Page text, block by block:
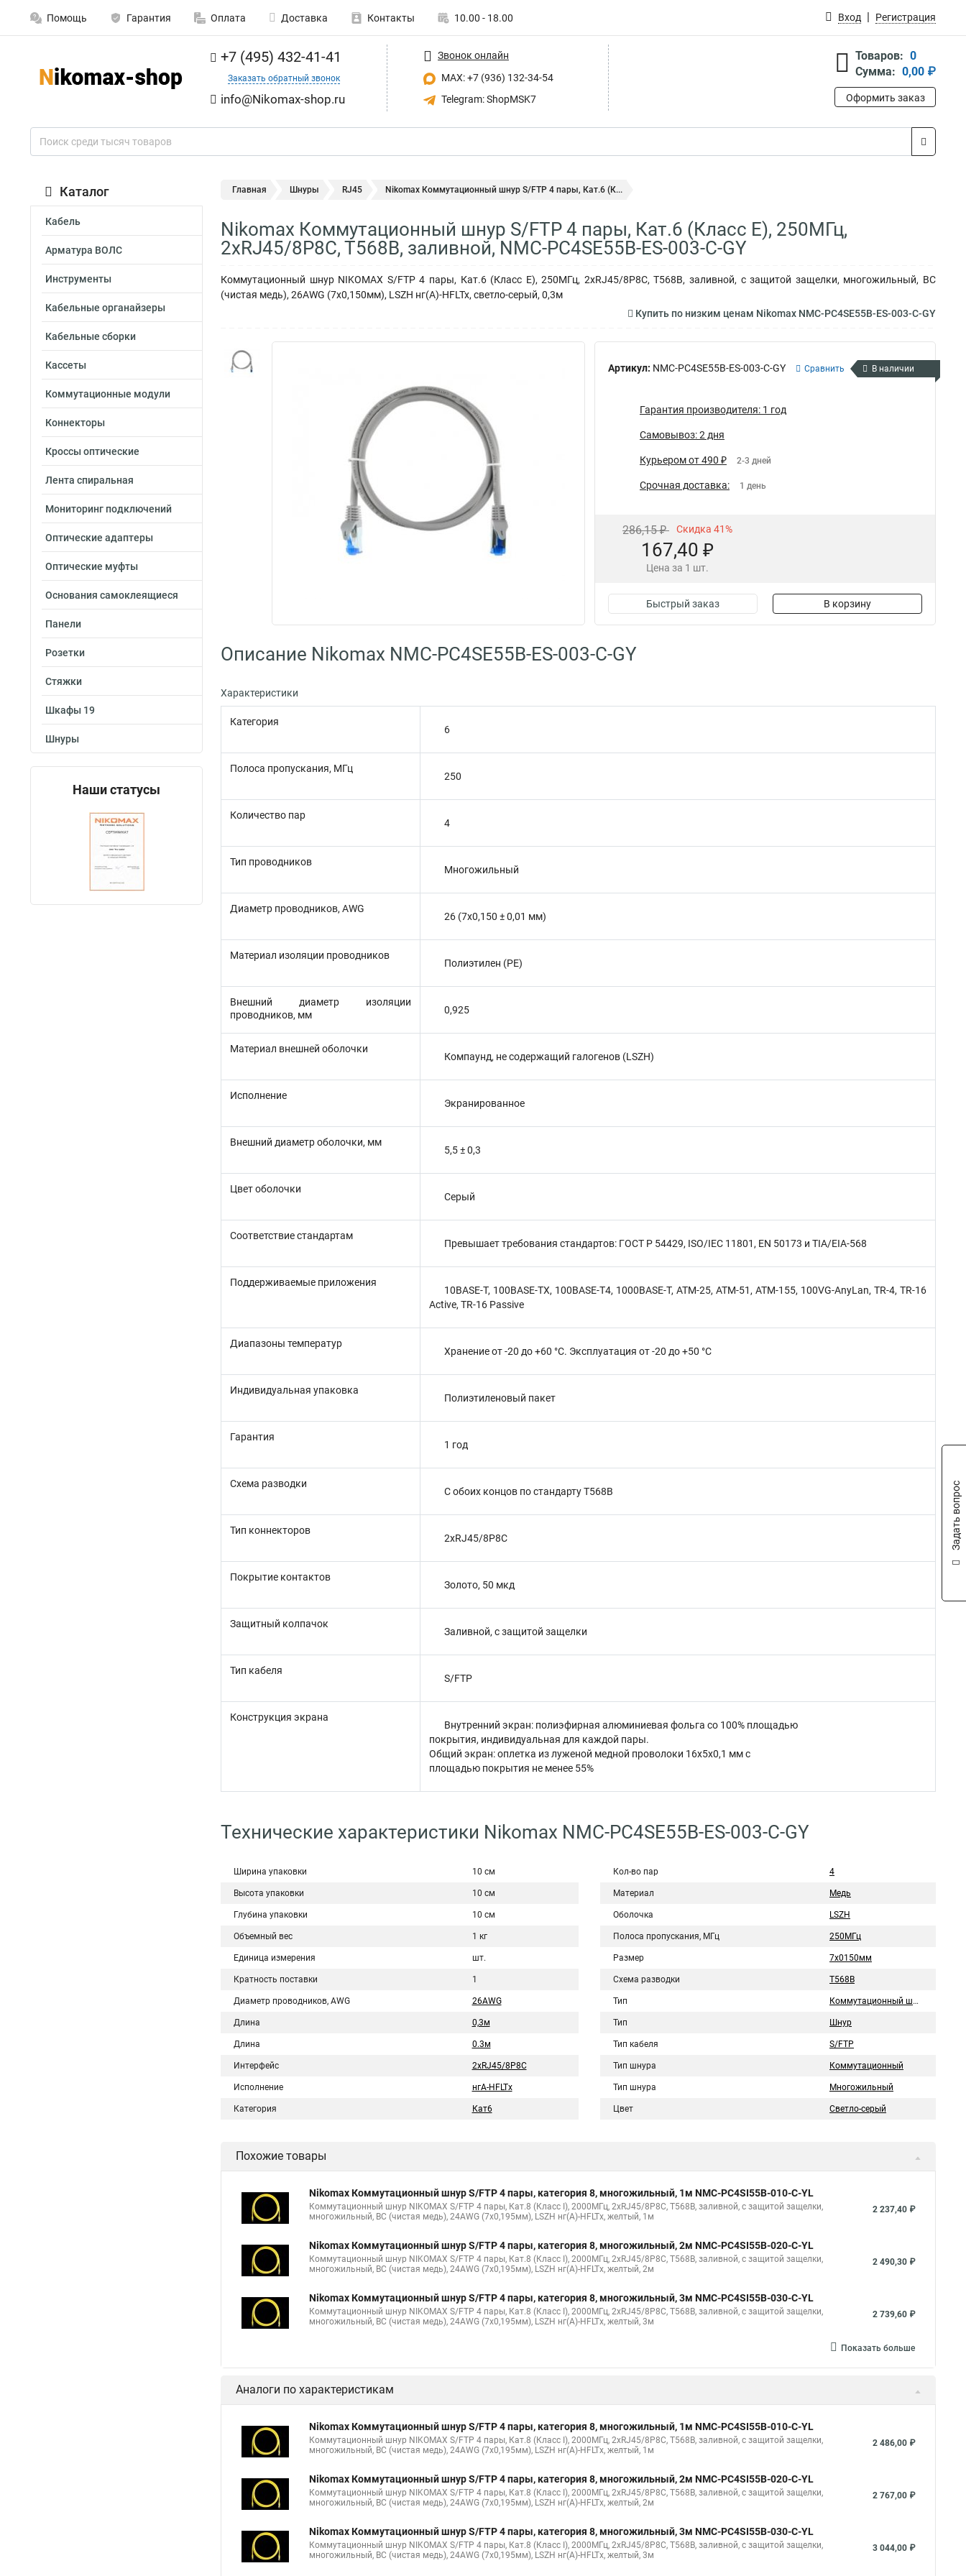
Помощь Гарантия Оплата Доставка Контакты 10.00 - 18.00 Вход Регистрация
+7 (495) 432-41-41
Заказать обратный звонок
info@Nikomax-shop.ru
Звонок онлайн
MAX: +7 (936) 132-34-54
Telegram: ShopMSK7
Товаров: 0
Сумма: 0,00 ₽
Оформить заказ
Каталог
Кабель
Арматура ВОЛС
Инструменты
Кабельные органайзеры
Кабельные сборки
Кассеты
Коммутационные модули
Коннекторы
Кроссы оптические
Лента спиральная
Мониторинг подключений
Оптические адаптеры
Оптические муфты
Основания самоклеящиеся
Панели
Розетки
Стяжки
Шкафы 19
Шнуры
Наши статусы
Главная Шнуры RJ45 Nikomax Коммутационный шнур S/FTP 4 пары, Кат.6 (К...
Nikomax Коммутационный шнур S/FTP 4 пары, Кат.6 (Класс E), 250МГц,
2хRJ45/8P8C, T568B, заливной, NMC-PC4SE55B-ES-003-C-GY
Коммутационный шнур NIKOMAX S/FTP 4 пары, Кат.6 (Класс E), 250МГц, 2хRJ45/8P8C, T568B, заливной, с защитой защелки, многожильный, BC
(чистая медь), 26AWG (7x0,150мм), LSZH нг(А)-HFLTx, светло-серый, 0,3м
Купить по низким ценам Nikomax NMC-PC4SE55B-ES-003-C-GY
Артикул: NMC-PC4SE55B-ES-003-C-GY Сравнить В наличии
Гарантия производителя: 1 год
Самовывоз: 2 дня
Курьером от 490 ₽ 2-3 дней
Срочная доставка: 1 день
286,15 ₽ Скидка 41%
167,40 ₽
Цена за 1 шт.
Быстрый заказ В корзину
Описание Nikomax NMC-PC4SE55B-ES-003-C-GY
Характеристики
Категория
6
Полоса пропускания, МГц
250
Количество пар
4
Тип проводников
Многожильный
Диаметр проводников, AWG
26 (7x0,150 ± 0,01 мм)
Материал изоляции проводников
Полиэтилен (PE)
Внешний диаметр изоляции
проводников, мм
0,925
Материал внешней оболочки
Компаунд, не содержащий галогенов (LSZH)
Исполнение
Экранированное
Внешний диаметр оболочки, мм
5,5 ± 0,3
Цвет оболочки
Серый
Соответствие стандартам
Превышает требования стандартов: ГОСТ Р 54429, ISO/IEC 11801, EN 50173 и TIA/EIA-568
Поддерживаемые приложения
10BASE-T, 100BASE-TX, 100BASE-T4, 1000BASE-T, ATM-25, ATM-51, ATM-155, 100VG-AnyLan, TR-4, TR-16
Active, TR-16 Passive
Диапазоны температур
Хранение от -20 до +60 °C. Эксплуатация от -20 до +50 °C
Индивидуальная упаковка
Полиэтиленовый пакет
Гарантия
1 год
Схема разводки
С обоих концов по стандарту T568B
Тип коннекторов
2xRJ45/8P8C
Покрытие контактов
Золото, 50 мкд
Защитный колпачок
Заливной, с защитой защелки
Тип кабеля
S/FTP
Конструкция экрана
Внутренний экран: полиэфирная алюминиевая фольга со 100% площадью
покрытия, индивидуальная для каждой пары.
Общий экран: оплетка из луженой медной проволоки 16x5x0,1 мм с
площадью покрытия не менее 55%
Технические характеристики Nikomax NMC-PC4SE55B-ES-003-C-GY
Ширина упаковки 10 см
Высота упаковки 10 см
Глубина упаковки 10 см
Объемный вес 1 кг
Единица измерения шт.
Кратность поставки 1
Диаметр проводников, AWG 26AWG
Длина 0,3м
Длина 0.3м
Интерфейс 2хRJ45/8P8C
Исполнение нгА-HFLTx
Категория Кат6
Кол-во пар 4
Материал Медь
Оболочка LSZH
Полоса пропускания, МГц 250МГц
Размер 7x0150мм
Схема разводки T568B
Тип Коммутационный шнур
Тип Шнур
Тип кабеля S/FTP
Тип шнура Коммутационный
Тип шнура Многожильный
Цвет Светло-серый
Похожие товары
Nikomax Коммутационный шнур S/FTP 4 пары, категория 8, многожильный, 1м NMC-PC4SI55B-010-C-YL
Коммутационный шнур NIKOMAX S/FTP 4 пары, Кат.8 (Класс I), 2000МГц, 2хRJ45/8P8C, T568B, заливной, с защитой защелки,
многожильный, BC (чистая медь), 24AWG (7х0,195мм), LSZH нг(А)-HFLTx, желтый, 1м
2 237,40 ₽
Nikomax Коммутационный шнур S/FTP 4 пары, категория 8, многожильный, 2м NMC-PC4SI55B-020-C-YL
Коммутационный шнур NIKOMAX S/FTP 4 пары, Кат.8 (Класс I), 2000МГц, 2хRJ45/8P8C, T568B, заливной, с защитой защелки,
многожильный, BC (чистая медь), 24AWG (7х0,195мм), LSZH нг(А)-HFLTx, желтый, 2м
2 490,30 ₽
Nikomax Коммутационный шнур S/FTP 4 пары, категория 8, многожильный, 3м NMC-PC4SI55B-030-C-YL
Коммутационный шнур NIKOMAX S/FTP 4 пары, Кат.8 (Класс I), 2000МГц, 2хRJ45/8P8C, T568B, заливной, с защитой защелки,
многожильный, BC (чистая медь), 24AWG (7х0,195мм), LSZH нг(А)-HFLTx, желтый, 3м
2 739,60 ₽
Показать больше
Аналоги по характеристикам
Nikomax Коммутационный шнур S/FTP 4 пары, категория 8, многожильный, 1м NMC-PC4SI55B-010-C-YL
Коммутационный шнур NIKOMAX S/FTP 4 пары, Кат.8 (Класс I), 2000МГц, 2хRJ45/8P8C, T568B, заливной, с защитой защелки,
многожильный, BC (чистая медь), 24AWG (7х0,195мм), LSZH нг(А)-HFLTx, желтый, 1м
2 486,00 ₽
Nikomax Коммутационный шнур S/FTP 4 пары, категория 8, многожильный, 2м NMC-PC4SI55B-020-C-YL
Коммутационный шнур NIKOMAX S/FTP 4 пары, Кат.8 (Класс I), 2000МГц, 2хRJ45/8P8C, T568B, заливной, с защитой защелки,
многожильный, BC (чистая медь), 24AWG (7х0,195мм), LSZH нг(А)-HFLTx, желтый, 2м
2 767,00 ₽
Nikomax Коммутационный шнур S/FTP 4 пары, категория 8, многожильный, 3м NMC-PC4SI55B-030-C-YL
Коммутационный шнур NIKOMAX S/FTP 4 пары, Кат.8 (Класс I), 2000МГц, 2хRJ45/8P8C, T568B, заливной, с защитой защелки,
многожильный, BC (чистая медь), 24AWG (7х0,195мм), LSZH нг(А)-HFLTx, желтый, 3м
3 044,00 ₽
Задать вопрос